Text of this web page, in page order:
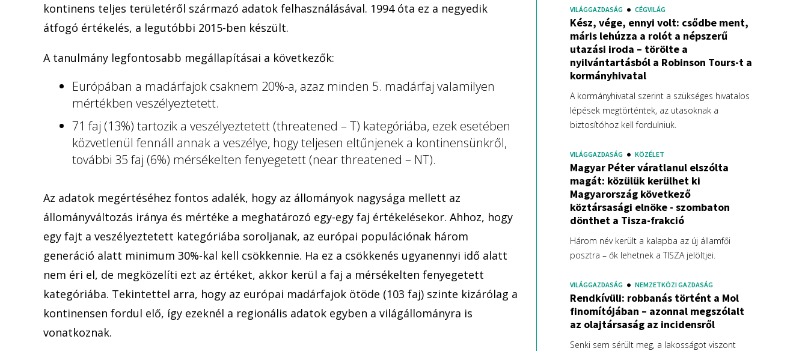
kontinens teljes területéről származó adatok felhasználásával. 1994 óta ez a negyedik
átfogó értékelés, a legutóbbi 2015-ben készült.
A tanulmány legfontosabb megállapításai a következők:
Európában a madárfajok csaknem 20%-a, azaz minden 5. madárfaj valamilyen
mértékben veszélyeztetett.
71 faj (13%) tartozik a veszélyeztetett (threatened – T) kategóriába, ezek esetében
közvetlenül fennáll annak a veszélye, hogy teljesen eltűnjenek a kontinensünkről,
további 35 faj (6%) mérsékelten fenyegetett (near threatened – NT).
Az adatok megértéséhez fontos adalék, hogy az állományok nagysága mellett az
állományváltozás iránya és mértéke a meghatározó egy-egy faj értékelésekor. Ahhoz, hogy
egy fajt a veszélyeztetett kategóriába soroljanak, az európai populációnak három
generáció alatt minimum 30%-kal kell csökkennie. Ha ez a csökkenés ugyanennyi idő alatt
nem éri el, de megközelíti ezt az értéket, akkor kerül a faj a mérsékelten fenyegetett
kategóriába. Tekintettel arra, hogy az európai madárfajok ötöde (103 faj) szinte kizárólag a
kontinensen fordul elő, így ezeknél a regionális adatok egyben a világállományra is
vonatkoznak.
VILÁGGAZDASÁG CÉGVILÁG
Kész, vége, ennyi volt: csődbe ment,
máris lehúzza a rolót a népszerű
utazási iroda – törölte a
nyilvántartásból a Robinson Tours-t a
kormányhivatal
A kormányhivatal szerint a szükséges hivatalos
lépések megtörténtek, az utasoknak a
biztosítóhoz kell fordulniuk.
VILÁGGAZDASÁG KÖZÉLET
Magyar Péter váratlanul elszólta
magát: közülük kerülhet ki
Magyarország következő
köztársasági elnöke - szombaton
dönthet a Tisza-frakció
Három név került a kalapba az új államfői
posztra – ők lehetnek a TISZA jelöltjei.
VILÁGGAZDASÁG NEMZETKÖZI GAZDASÁG
Rendkívüli: robbanás történt a Mol
finomítójában – azonnal megszólalt
az olajtársaság az incidensről
Senki sem sérült meg, a lakosságot viszont